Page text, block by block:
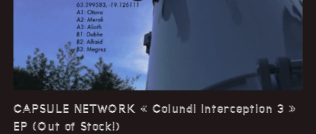
CAPSULE NETWORK « Colundi Interception 3 »
EP (Out of Stock!)